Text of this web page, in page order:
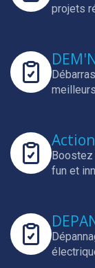
projets
fun et